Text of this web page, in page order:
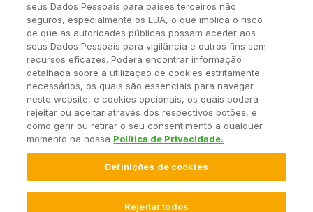
Recursos
Empresa
Contato
© 2025 Climate LLC. Todos os direitos reservados.
Declaração de Privacidade Perguntas e Respostas
Isenção de Responsabilidade
seus Dados Pessoais para países terceiros não
seguros, especialmente os EUA, o que implica o risco
de que as autoridades públicas possam aceder aos
seus Dados Pessoais para vigilância e outros fins sem
recursos eficazes. Poderá encontrar informação
detalhada sobre a utilização de cookies estritamente
necessários, os quais são essenciais para navegar
neste website, e cookies opcionais, os quais poderá
rejeitar ou aceitar através dos respectivos botões, e
como gerir ou retirar o seu consentimento a qualquer
momento na nossa Política de Privacidade.
Definições de cookies
Rejeitar todos